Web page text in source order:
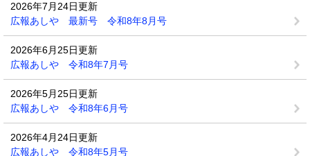
2026年7月24日更新
広報あしや 最新号 令和8年8月号
2026年6月25日更新
広報あしや 令和8年7月号
2026年5月25日更新
広報あしや 令和8年6月号
2026年4月24日更新
広報あしや 令和8年5月号